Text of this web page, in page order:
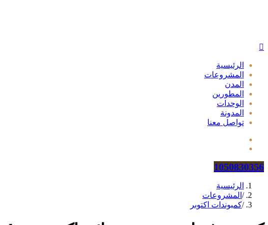
الرئيسية
المشروعات
المدن
المطورين
الوحدات
المدونة
تواصل معنا
1050830356
الرئيسية
/ المشروعات
/كمبوندات اكتوبر